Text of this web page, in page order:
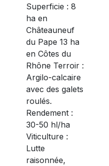
Superficie : 8
ha en
Châteauneuf
du Pape 13 ha
en Côtes du
Rhône Terroir :
Argilo-calcaire
avec des galets
roulés.
Rendement :
30-50 hl/ha
Viticulture :
Lutte
raisonnée,